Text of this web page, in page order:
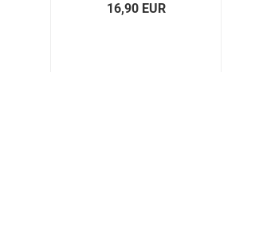
16,90 EUR